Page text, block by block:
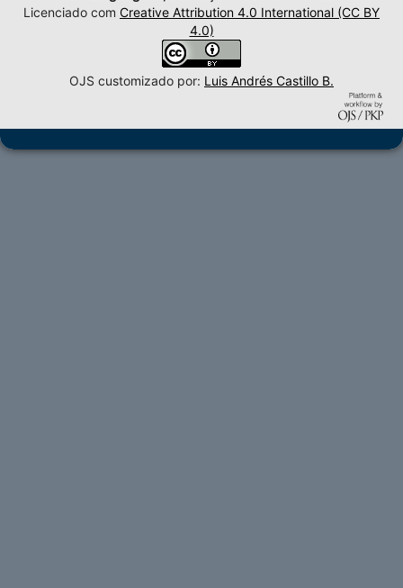
Licenciado com Creative Attribution 4.0 International (CC BY
4.0)
OJS customizado por: Luis Andrés Castillo B.